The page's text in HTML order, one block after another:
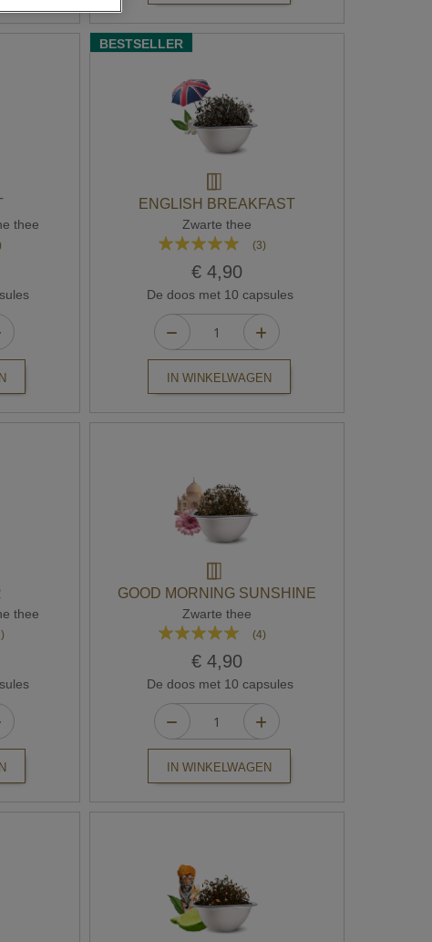
thee
BESTSELLER
ENGLISH BREAKFAST
Zwarte thee
Waardering:
(3)
€ 4,90
De doos met 10 capsules
IN WINKELWAGEN
thee
GOOD MORNING SUNSHINE
Zwarte thee
Waardering:
(4)
€ 4,90
De doos met 10 capsules
IN WINKELWAGEN